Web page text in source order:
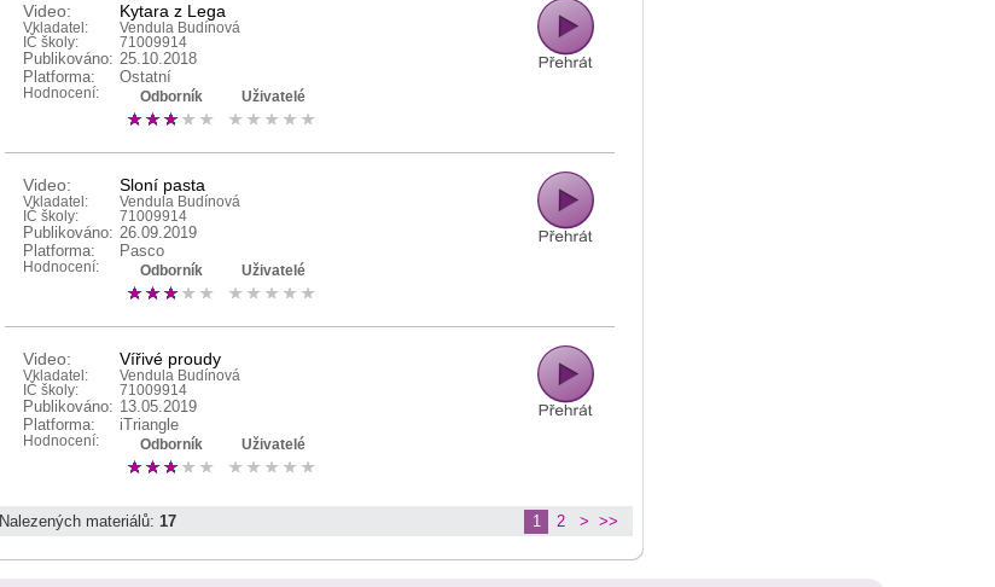
Video: Kytara z Lega
Vkladatel:
Vendula Budínová
IČ školy:
71009914
Publikováno: 25.10.2018
Platforma:
Ostatní
Hodnocení: Odborník Uživatelé
Video: Sloní pasta
Vkladatel:
Vendula Budínová
IČ školy:
71009914
Publikováno: 26.09.2019
Platforma:
Pasco
Hodnocení: Odborník Uživatelé
Video: Vířivé proudy
Vkladatel:
Vendula Budínová
IČ školy:
71009914
Publikováno: 13.05.2019
Platforma:
iTriangle
Hodnocení: Odborník Uživatelé
Nalezených materiálů: 17 1 2 > >>